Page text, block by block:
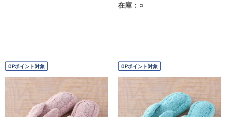
在庫：○
OPポイント対象 OPポイント対象